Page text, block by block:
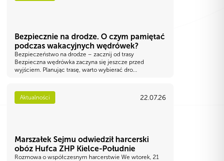
Bezpiecznie na drodze. O czym pamiętać
podczas wakacyjnych wędrówek?
Bezpieczeństwo na drodze – zacznij od trasy
Bezpieczna wędrówka zaczyna się jeszcze przed
wyjściem. Planując trasę, warto wybierać dro...
Aktualności 22.07.26
Marszałek Sejmu odwiedził harcerski
obóz Hufca ZHP Kielce-Południe
Rozmowa o współczesnym harcerstwie We wtorek, 21